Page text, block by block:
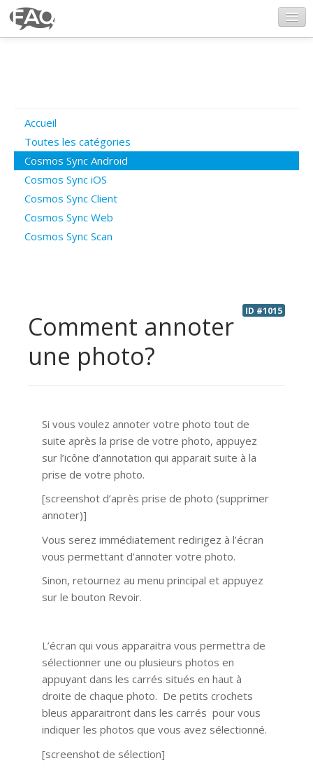
Poser une question
Questions ouvertes
Connexion
Accueil
Toutes les catégories
Cosmos Sync Android
Cosmos Sync iOS
Cosmos Sync Client
Cosmos Sync Web
Cosmos Sync Scan
ID #1015
Comment annoter
une photo?
Si vous voulez annoter votre photo tout de
suite après la prise de votre photo, appuyez
sur l’icône d’annotation qui apparait suite à la
prise de votre photo.
[screenshot d’après prise de photo (supprimer
annoter)]
Vous serez immédiatement redirigez à l’écran
vous permettant d’annoter votre photo.
Sinon, retournez au menu principal et appuyez
sur le bouton Revoir.
L’écran qui vous apparaitra vous permettra de
sélectionner une ou plusieurs photos en
appuyant dans les carrés situés en haut à
droite de chaque photo. De petits crochets
bleus apparaitront dans les carrés pour vous
indiquer les photos que vous avez sélectionné.
[screenshot de sélection]